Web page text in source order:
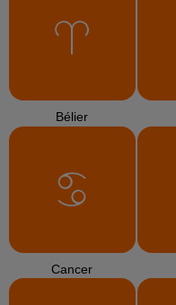
Bélier
Cancer